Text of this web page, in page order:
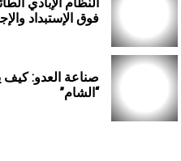
فوق الإستبداد
صناعة العدو: كيف
“الشام”